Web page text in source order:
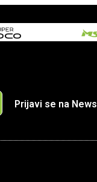
Prijavi se na